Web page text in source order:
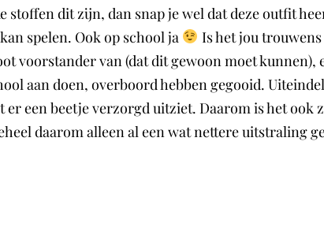
dit zijn, dan snap je wel dat deze outfit
spelen. Ook op school ja
Is het jou
voorstander van (dat dit gewoon moet kunnen),
aan doen, overboord hebben gegooid.
een beetje verzorgd uitziet. Daarom is het ook
daarom alleen al een wat nettere uitstraling